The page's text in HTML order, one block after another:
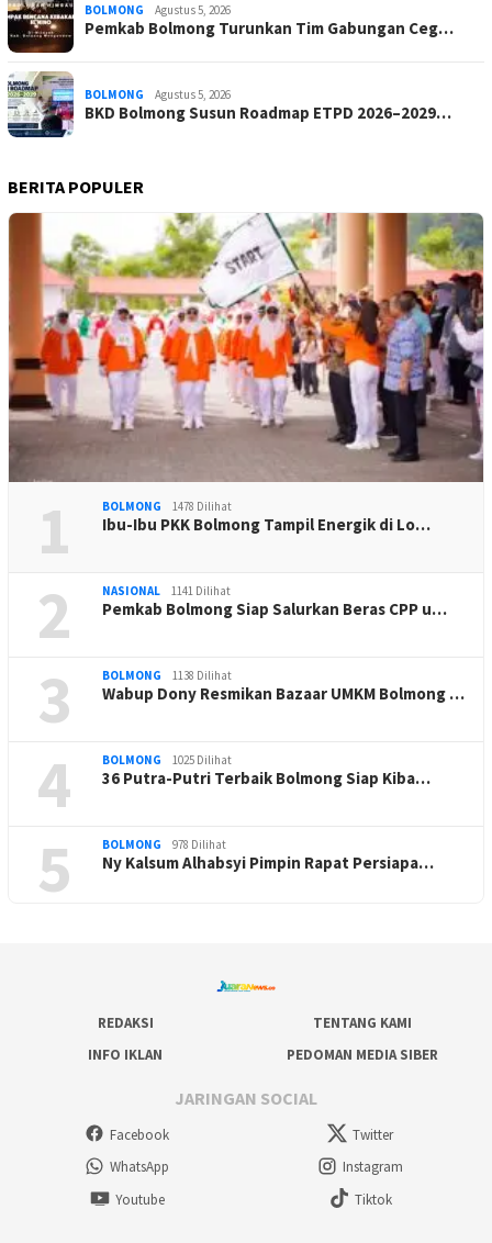
BOLMONG Agustus 5, 2026
Pemkab Bolmong Turunkan Tim Gabungan Ceg…
BOLMONG Agustus 5, 2026
BKD Bolmong Susun Roadmap ETPD 2026–2029…
BERITA POPULER
1 BOLMONG 1478 Dilihat
Ibu-Ibu PKK Bolmong Tampil Energik di Lo…
2 NASIONAL 1141 Dilihat
Pemkab Bolmong Siap Salurkan Beras CPP u…
3 BOLMONG 1138 Dilihat
Wabup Dony Resmikan Bazaar UMKM Bolmong …
4 BOLMONG 1025 Dilihat
36 Putra-Putri Terbaik Bolmong Siap Kiba…
5 BOLMONG 978 Dilihat
Ny Kalsum Alhabsyi Pimpin Rapat Persiapa…
REDAKSI
TENTANG KAMI
INFO IKLAN
PEDOMAN MEDIA SIBER
JARINGAN SOCIAL
Facebook
Twitter
WhatsApp
Instagram
Youtube
Tiktok